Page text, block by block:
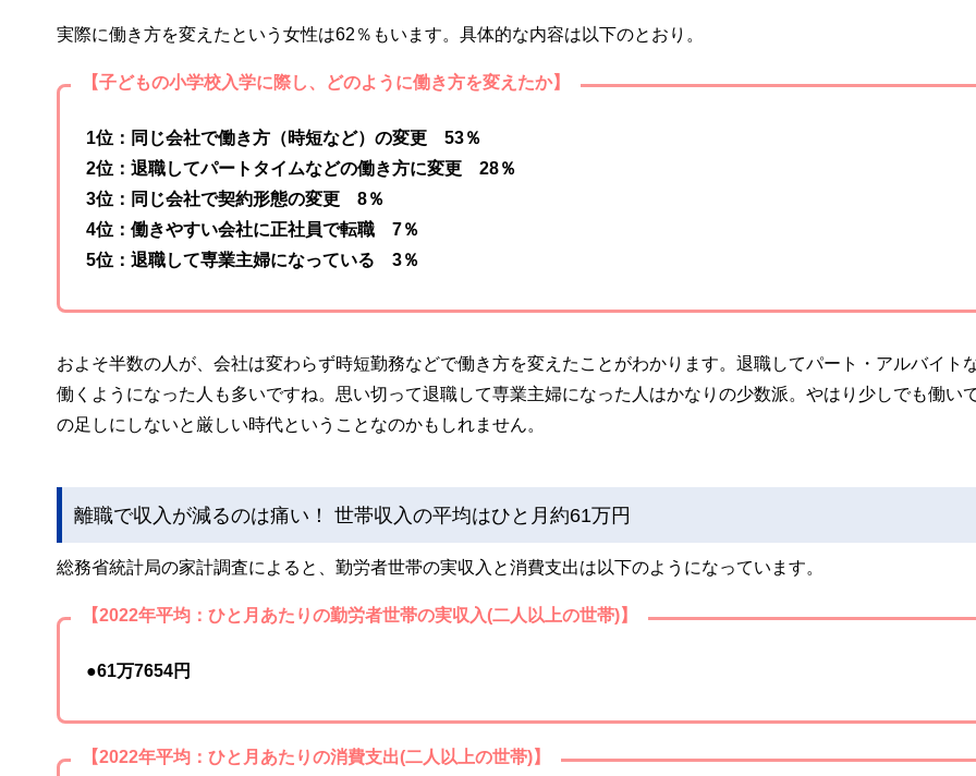
実際に働き方を変えたという女性は62％もいます。具体的な内容は以下のとおり。
【子どもの小学校入学に際し、どのように働き方を変えたか】
1位：同じ会社で働き方（時短など）の変更 53％
2位：退職してパートタイムなどの働き方に変更 28％
3位：同じ会社で契約形態の変更 8％
4位：働きやすい会社に正社員で転職 7％
5位：退職して専業主婦になっている 3％
およそ半数の人が、会社は変わらず時短勤務などで働き方を変えたことがわかります。退職してパート・アルバイト
働くようになった人も多いですね。思い切って退職して専業主婦になった人はかなりの少数派。やはり少しでも働い
の足しにしないと厳しい時代ということなのかもしれません。
離職で収入が減るのは痛い！ 世帯収入の平均はひと月約61万円
総務省統計局の家計調査によると、勤労者世帯の実収入と消費支出は以下のようになっています。
【2022年平均：ひと月あたりの勤労者世帯の実収入(二人以上の世帯)】
●61万7654円
【2022年平均：ひと月あたりの消費支出(二人以上の世帯)】